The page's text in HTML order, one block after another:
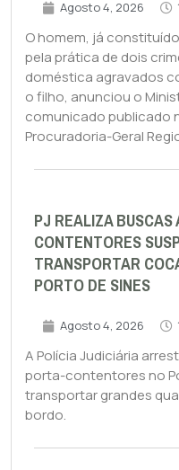
Agosto 4, 2026
O homem, já
pela prática de dois
doméstica agravados
o filho, anunciou o
comunicado publicado
Procuradoria-Geral
PJ REALIZA
CONTENTORES
TRANSPORTAR
PORTO DE SINES
Agosto 4, 2026
A Polícia Judiciária
porta-contentores no
transportar grandes
bordo.